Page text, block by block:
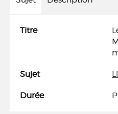
Titre
Sujet
Durée